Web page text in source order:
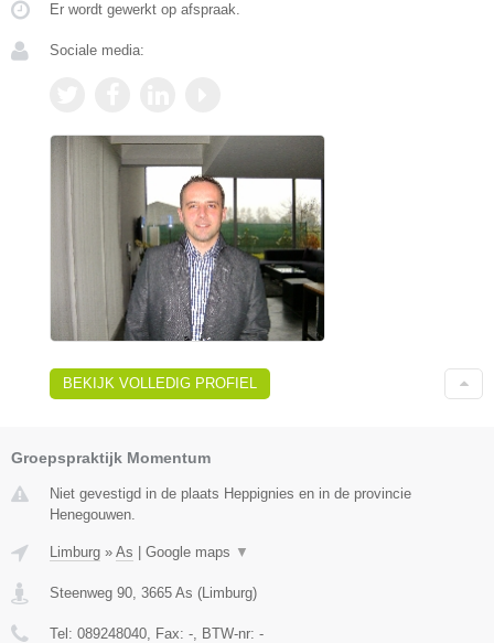
Er wordt gewerkt op afspraak.
Sociale media:
BEKIJK VOLLEDIG PROFIEL
Groepspraktijk Momentum
Niet gevestigd in de plaats Heppignies en in de provincie
Henegouwen.
Limburg » As Google maps ▼
Steenweg 90 3665 As ( Limburg)
Tel: 089248040 , Fax: - , BTW-nr: -